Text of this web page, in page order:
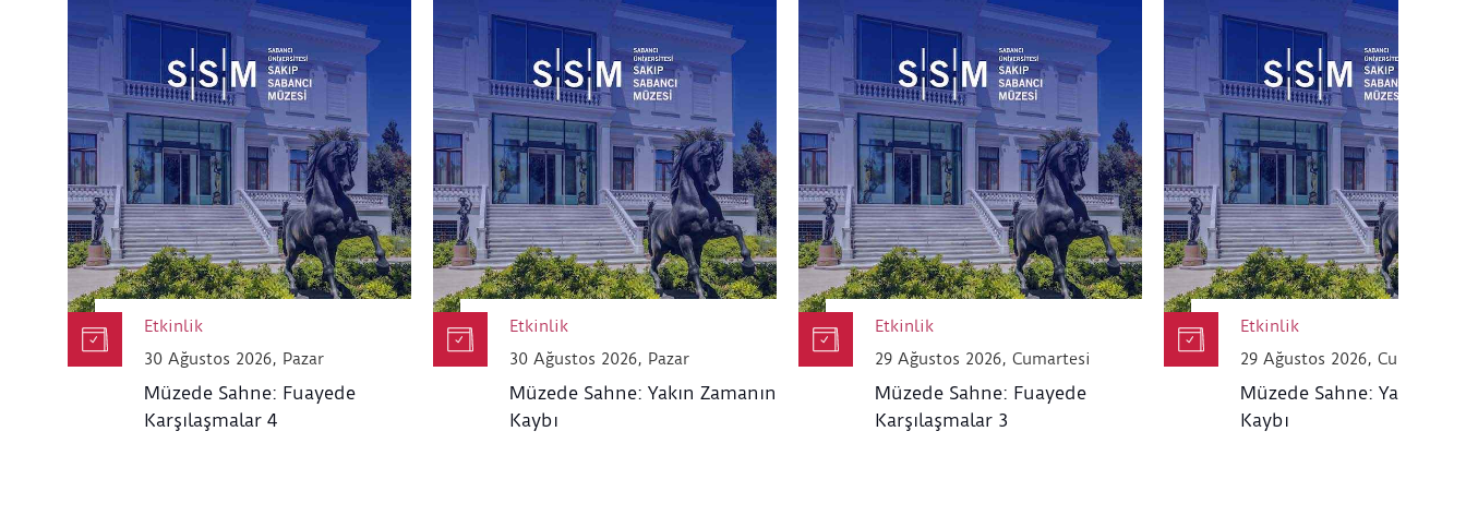
Etkinlik
30 Ağustos 2026, Pazar
Müzede Sahne: Fuayede
Karşılaşmalar 4
Etkinlik
30 Ağustos 2026, Pazar
Müzede Sahne: Yakın Zamanın
Kaybı
Etkinlik
29 Ağustos 2026, Cumartesi
Müzede Sahne: Fuayede
Karşılaşmalar 3
Etkinlik
29 Ağustos 2026, Cumartesi
Müzede Sahne: Yakın
Kaybı